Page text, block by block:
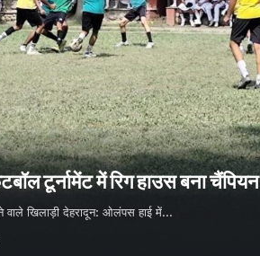
टूर्नामेंट में रिग हाउस बना चैंपियन
वाले खिलाड़ी देहरादून: ओलंपस हाई में…